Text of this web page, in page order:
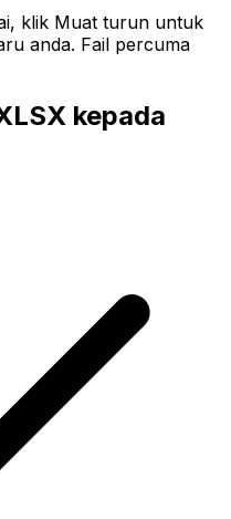
klik Muat turun untuk
anda. Fail percuma
kepada